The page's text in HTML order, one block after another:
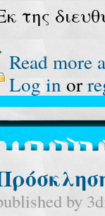
της
Read more
Log inor
by